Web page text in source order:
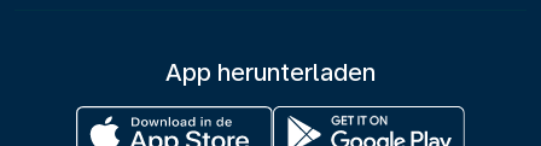
App herunterladen